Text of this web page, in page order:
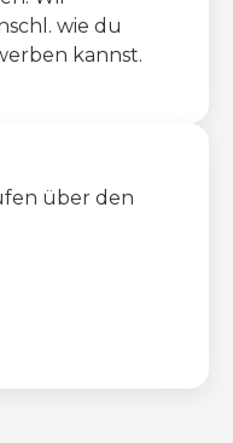
wie du
kannst.
über den